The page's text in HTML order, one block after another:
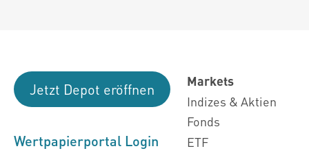
Jetzt Depot eröffnen
Wertpapierportal Login
Markets
Indizes & Aktien
Fonds
ETF